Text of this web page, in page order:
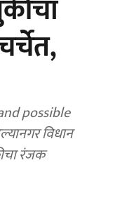
possible
विधान
रंजक